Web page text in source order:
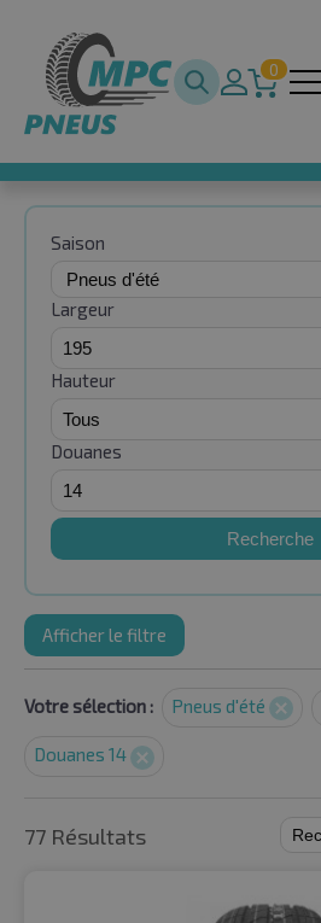
0
Saison
Largeur
Hauteur
Douanes
Recherche
Afficher le filtre
Votre sélection : Pneus d'été
Douanes 14
77 Résultats